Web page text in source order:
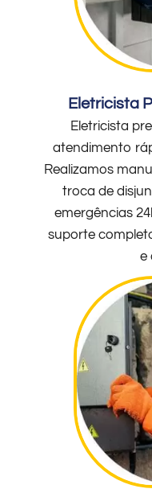
Eletricista
Eletricista
atendimento
Realizamos
troca de
emergências
suporte
e